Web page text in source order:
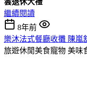
繼續閱讀
8年前
樂沐法式餐廳收攤 陳嵐
旅遊休閒美食寵物 美味